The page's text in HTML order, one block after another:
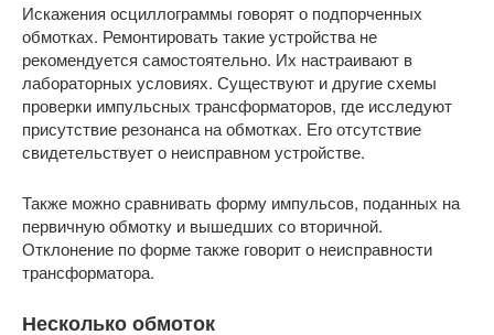
Искажения осциллограммы говорят о подпорченных
обмотках. Ремонтировать такие устройства не
рекомендуется самостоятельно. Их настраивают в
лабораторных условиях. Существуют и другие схемы
проверки импульсных трансформаторов, где исследуют
присутствие резонанса на обмотках. Его отсутствие
свидетельствует о неисправном устройстве.
Также можно сравнивать форму импульсов, поданных на
первичную обмотку и вышедших со вторичной.
Отклонение по форме также говорит о неисправности
трансформатора.
Несколько обмоток